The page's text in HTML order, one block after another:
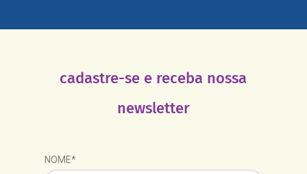
cadastre-se e receba nossa
newsletter
NOME*